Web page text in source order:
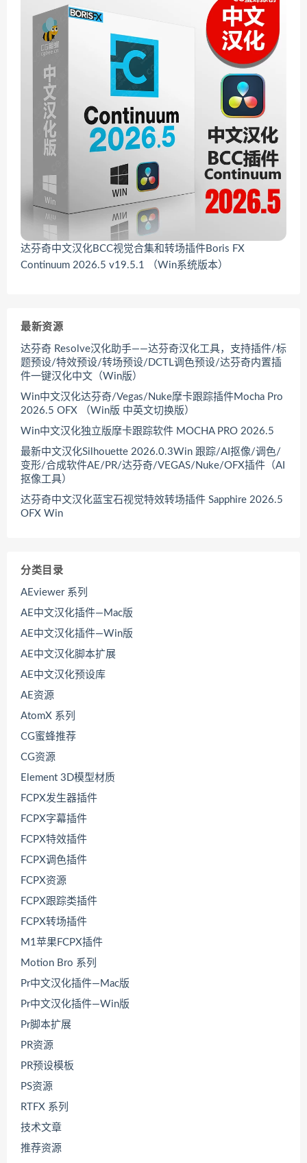
达芬奇中文汉化BCC视觉合集和转场插件Boris FX
Continuum 2026.5 v19.5.1 （Win系统版本）
最新资源
达芬奇 Resolve汉化助手——达芬奇汉化工具，支持插件/标
题预设/特效预设/转场预设/DCTL调色预设/达芬奇内置插
件一键汉化中文（Win版）
Win中文汉化达芬奇/Vegas/Nuke摩卡跟踪插件Mocha Pro
2026.5 OFX （Win版 中英文切换版）
Win中文汉化独立版摩卡跟踪软件 MOCHA PRO 2026.5
最新中文汉化Silhouette 2026.0.3Win 跟踪/AI抠像/调色/
变形/合成软件AE/PR/达芬奇/VEGAS/Nuke/OFX插件（AI
抠像工具）
达芬奇中文汉化蓝宝石视觉特效转场插件 Sapphire 2026.5
OFX Win
分类目录
AEviewer 系列
AE中文汉化插件—Mac版
AE中文汉化插件—Win版
AE中文汉化脚本扩展
AE中文汉化预设库
AE资源
AtomX 系列
CG蜜蜂推荐
CG资源
Element 3D模型材质
FCPX发生器插件
FCPX字幕插件
FCPX特效插件
FCPX调色插件
FCPX资源
FCPX跟踪类插件
FCPX转场插件
M1苹果FCPX插件
Motion Bro 系列
Pr中文汉化插件—Mac版
Pr中文汉化插件—Win版
Pr脚本扩展
PR资源
PR预设模板
PS资源
RTFX 系列
技术文章
推荐资源